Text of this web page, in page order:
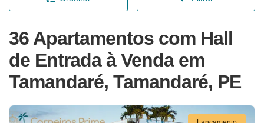
36 Apartamentos com Hall
de Entrada à Venda em
Tamandaré, Tamandaré, PE